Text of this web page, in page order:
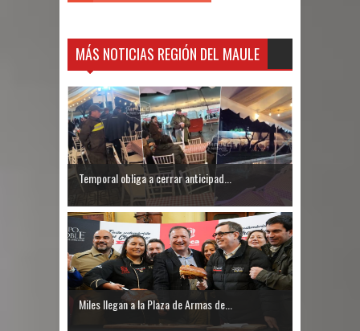
MÁS NOTICIAS REGIÓN DEL MAULE
Temporal obliga a cerrar anticipad...
Miles llegan a la Plaza de Armas de...